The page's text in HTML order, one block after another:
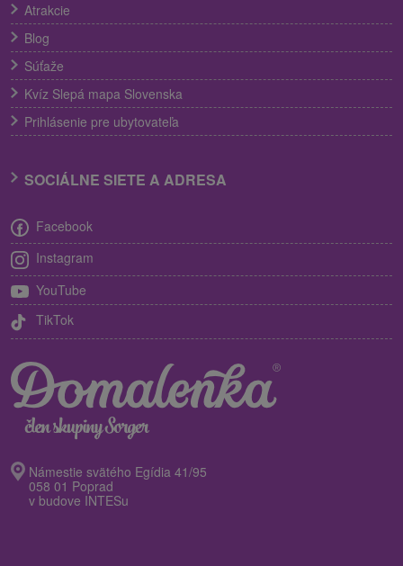
Atrakcie
Blog
Súťaže
Kvíz Slepá mapa Slovenska
Prihlásenie pre ubytovateľa
SOCIÁLNE SIETE A ADRESA
Facebook
Instagram
YouTube
TikTok
Námestie svätého Egídia 41/95
058 01 Poprad
v budove INTESu